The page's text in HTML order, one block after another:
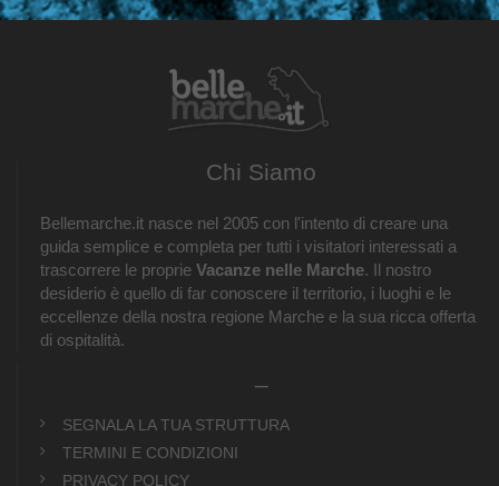
Chi Siamo
Bellemarche.it nasce nel 2005 con l'intento di creare una
guida semplice e completa per tutti i visitatori interessati a
trascorrere le proprie Vacanze nelle Marche. Il nostro
desiderio è quello di far conoscere il territorio, i luoghi e le
eccellenze della nostra regione Marche e la sua ricca offerta
di ospitalità.
SEGNALA LA TUA STRUTTURA
TERMINI E CONDIZIONI
PRIVACY POLICY